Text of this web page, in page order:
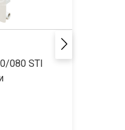
080 STI